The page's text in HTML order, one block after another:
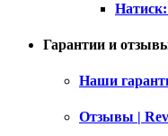
Гарантии и
Наши
Отзывы |